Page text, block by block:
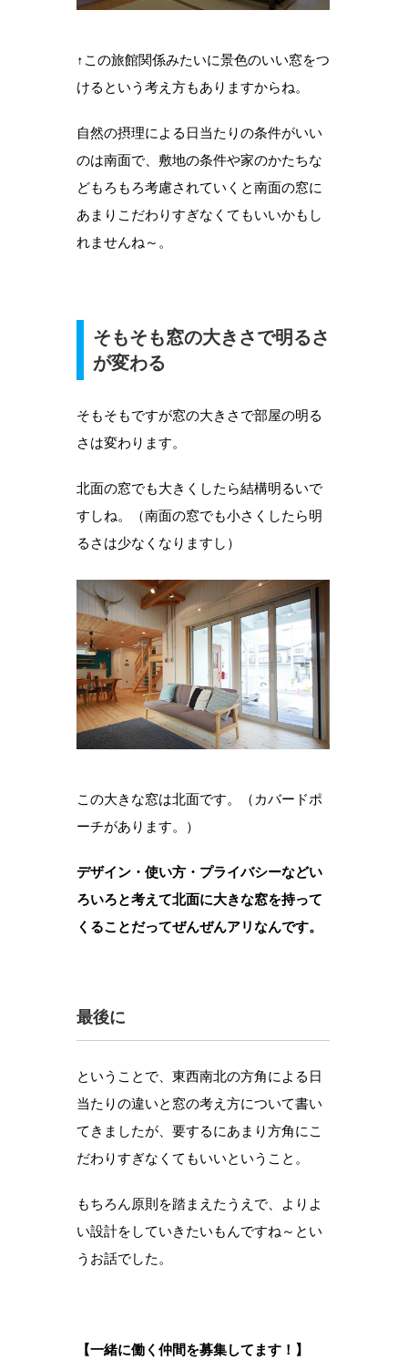
↑この旅館関係みたいに景色のいい窓をつ
けるという考え方もありますからね。
自然の摂理による日当たりの条件がいい
のは南面で、敷地の条件や家のかたちな
どもろもろ考慮されていくと南面の窓に
あまりこだわりすぎなくてもいいかもし
れませんね～。
そもそも窓の大きさで明るさ
が変わる
そもそもですが窓の大きさで部屋の明る
さは変わります。
北面の窓でも大きくしたら結構明るいで
すしね。（南面の窓でも小さくしたら明
るさは少なくなりますし）
この大きな窓は北面です。（カバードポ
ーチがあります。）
デザイン・使い方・プライバシーなどい
ろいろと考えて北面に大きな窓を持って
くることだってぜんぜんアリなんです。
最後に
ということで、東西南北の方角による日
当たりの違いと窓の考え方について書い
てきましたが、要するにあまり方角にこ
だわりすぎなくてもいいということ。
もちろん原則を踏まえたうえで、よりよ
い設計をしていきたいもんですね～とい
うお話でした。
【一緒に働く仲間を募集してます！】